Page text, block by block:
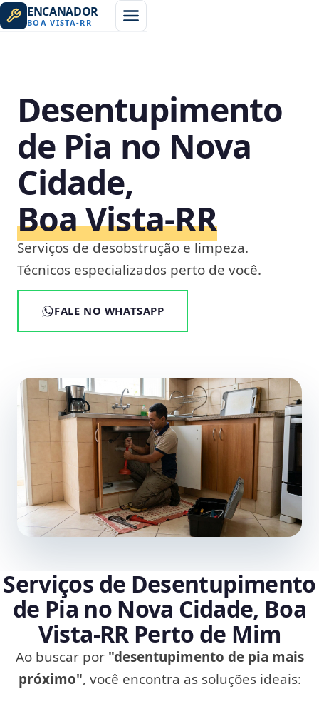
ENCANADOR
BOA VISTA-RR
Desentupimento
de Pia no Nova
Cidade,
Boa Vista‑RR
Serviços de desobstrução e limpeza.
Técnicos especializados perto de você.
FALE NO WHATSAPP
Serviços de Desentupimento
de Pia no Nova Cidade, Boa
Vista‑RR Perto de Mim
Ao buscar por "desentupimento de pia mais
próximo", você encontra as soluções ideais: